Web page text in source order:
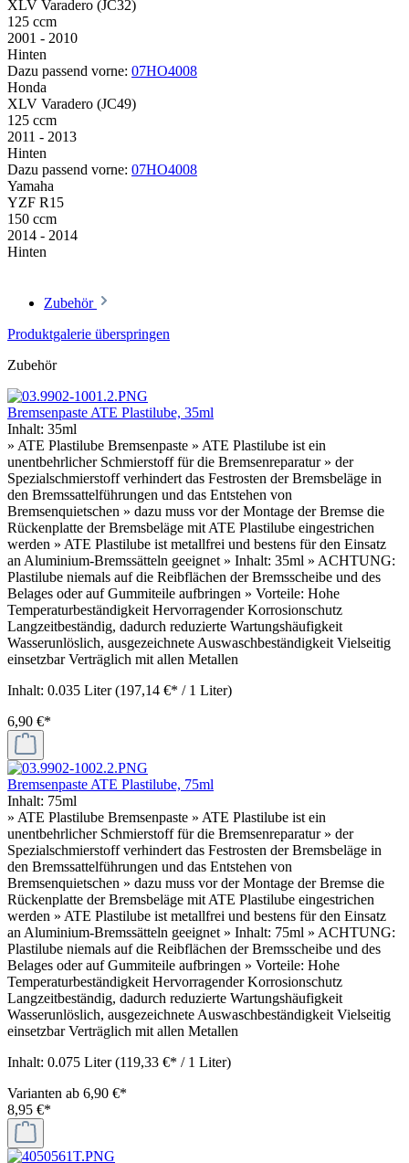
XLV Varadero (JC32)
125 ccm
2001 - 2010
Hinten
Dazu passend vorne: 07HO4008
Honda
XLV Varadero (JC49)
125 ccm
2011 - 2013
Hinten
Dazu passend vorne: 07HO4008
Yamaha
YZF R15
150 ccm
2014 - 2014
Hinten
Zubehör
Produktgalerie überspringen
Zubehör
Bremsenpaste ATE Plastilube, 35ml
Inhalt: 35ml
» ATE Plastilube Bremsenpaste » ATE Plastilube ist ein
unentbehrlicher Schmierstoff für die Bremsenreparatur » der
Spezialschmierstoff verhindert das Festrosten der Bremsbeläge in
den Bremssattelführungen und das Entstehen von
Bremsenquietschen » dazu muss vor der Montage der Bremse die
Rückenplatte der Bremsbeläge mit ATE Plastilube eingestrichen
werden » ATE Plastilube ist metallfrei und bestens für den Einsatz
an Aluminium-Bremssätteln geeignet » Inhalt: 35ml » ACHTUNG:
Plastilube niemals auf die Reibflächen der Bremsscheibe und des
Belages oder auf Gummiteile aufbringen » Vorteile: Hohe
Temperaturbeständigkeit Hervorragender Korrosionschutz
Langzeitbeständig, dadurch reduzierte Wartungshäufigkeit
Wasserunlöslich, ausgezeichnete Auswaschbeständigkeit Vielseitig
einsetzbar Verträglich mit allen Metallen
Inhalt: 0.035 Liter(197,14 €* / 1 Liter)
6,90 €*
Bremsenpaste ATE Plastilube, 75ml
Inhalt: 75ml
» ATE Plastilube Bremsenpaste » ATE Plastilube ist ein
unentbehrlicher Schmierstoff für die Bremsenreparatur » der
Spezialschmierstoff verhindert das Festrosten der Bremsbeläge in
den Bremssattelführungen und das Entstehen von
Bremsenquietschen » dazu muss vor der Montage der Bremse die
Rückenplatte der Bremsbeläge mit ATE Plastilube eingestrichen
werden » ATE Plastilube ist metallfrei und bestens für den Einsatz
an Aluminium-Bremssätteln geeignet » Inhalt: 75ml » ACHTUNG:
Plastilube niemals auf die Reibflächen der Bremsscheibe und des
Belages oder auf Gummiteile aufbringen » Vorteile: Hohe
Temperaturbeständigkeit Hervorragender Korrosionschutz
Langzeitbeständig, dadurch reduzierte Wartungshäufigkeit
Wasserunlöslich, ausgezeichnete Auswaschbeständigkeit Vielseitig
einsetzbar Verträglich mit allen Metallen
Inhalt: 0.075 Liter(119,33 €* / 1 Liter)
Varianten ab 6,90 €*
8,95 €*